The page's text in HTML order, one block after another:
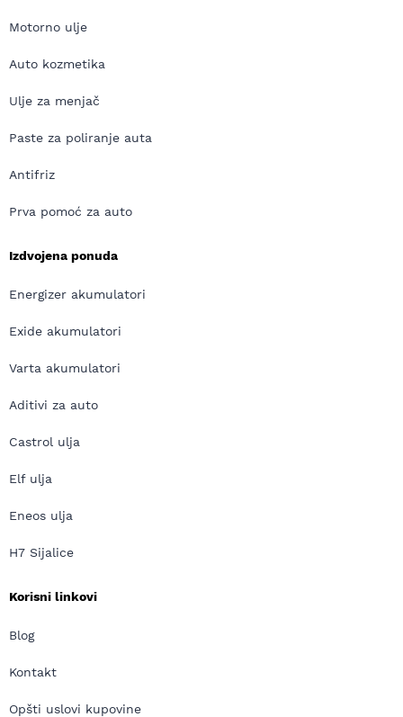
Motorno ulje
Auto kozmetika
Ulje za menjač
Paste za poliranje auta
Antifriz
Prva pomoć za auto
Izdvojena ponuda
Energizer akumulatori
Exide akumulatori
Varta akumulatori
Aditivi za auto
Castrol ulja
Elf ulja
Eneos ulja
H7 Sijalice
Korisni linkovi
Blog
Kontakt
Opšti uslovi kupovine